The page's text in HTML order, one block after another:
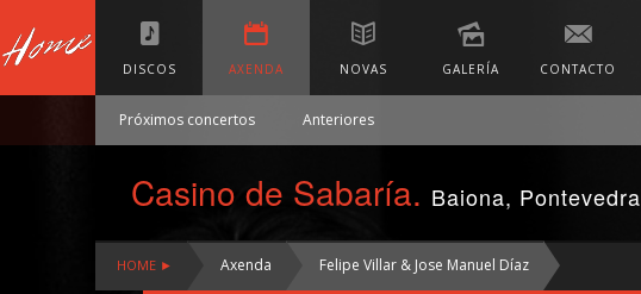
DISCOS AXENDA NOVAS GALERÍA CONTACTO
Próximos concertos Anteriores
Casino de Sabaría. Baiona, Pontevedra
HOME ► Axenda Felipe Villar & Jose Manuel Díaz